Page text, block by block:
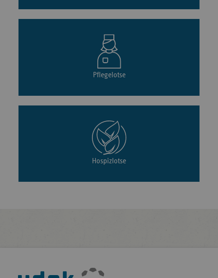
Pflegelotse
Hospizlotse
Fußleisten-